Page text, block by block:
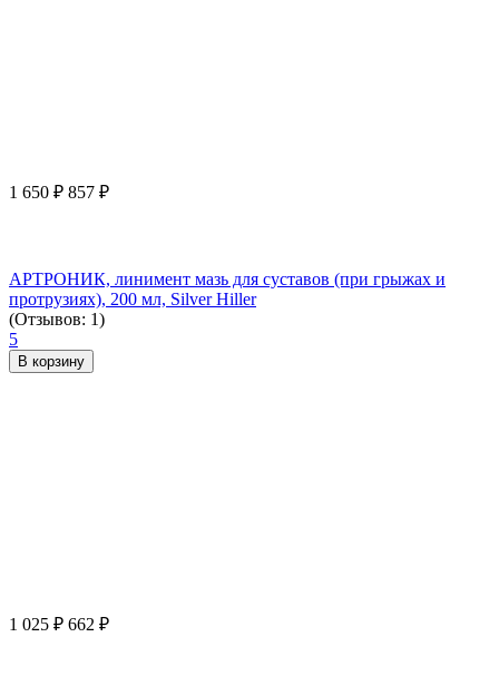
1 650 ₽ 857 ₽
АРТРОНИК, линимент мазь для суставов (при грыжах и
протрузиях), 200 мл, Silver Hiller
(Отзывов: 1)
5
В корзину
1 025 ₽ 662 ₽